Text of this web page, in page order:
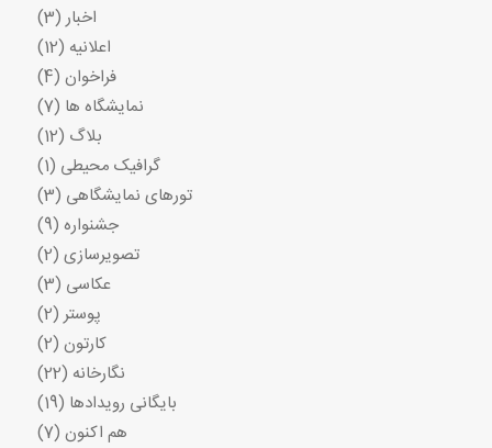
اخبار (3)
اعلانیه (12)
فراخوان (4)
نمایشگاه ها (7)
بلاگ (12)
گرافیک محیطی (1)
تورهای نمایشگاهی (3)
جشنواره (9)
تصویرسازی (2)
عکاسی (3)
پوستر (2)
کارتون (2)
نگارخانه (22)
بایگانی رویدادها (19)
هم اکنون (7)